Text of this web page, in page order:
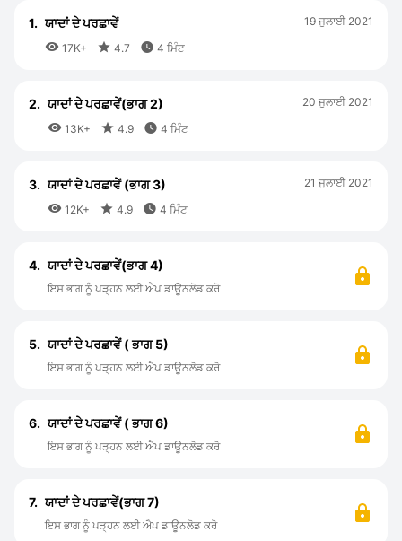
1. ਯਾਦਾਂ ਦੇ ਪਰਛਾਵੇਂ
 17K+  4.7  4 ਮਿੰਟ
19 ਜੁਲਾਈ 2021
2. ਯਾਦਾਂ ਦੇ ਪਰਛਾਵੇਂ(ਭਾਗ 2)
 13K+  4.9  4 ਮਿੰਟ
20 ਜੁਲਾਈ 2021
3. ਯਾਦਾਂ ਦੇ ਪਰਛਾਵੇਂ (ਭਾਗ 3)
 12K+  4.9  4 ਮਿੰਟ
21 ਜੁਲਾਈ 2021
4. ਯਾਦਾਂ ਦੇ ਪਰਛਾਵੇਂ(ਭਾਗ 4)
ਇਸ ਭਾਗ ਨੂੰ ਪੜ੍ਹਨ ਲਈ ਐਪ ਡਾਊਨਲੋਡ ਕਰੋ
5. ਯਾਦਾਂ ਦੇ ਪਰਛਾਵੇਂ ( ਭਾਗ 5)
ਇਸ ਭਾਗ ਨੂੰ ਪੜ੍ਹਨ ਲਈ ਐਪ ਡਾਊਨਲੋਡ ਕਰੋ
6. ਯਾਦਾਂ ਦੇ ਪਰਛਾਵੇਂ ( ਭਾਗ 6)
ਇਸ ਭਾਗ ਨੂੰ ਪੜ੍ਹਨ ਲਈ ਐਪ ਡਾਊਨਲੋਡ ਕਰੋ
7. ਯਾਦਾਂ ਦੇ ਪਰਛਾਵੇਂ(ਭਾਗ 7)
ਇਸ ਭਾਗ ਨੂੰ ਪੜ੍ਹਨ ਲਈ ਐਪ ਡਾਊਨਲੋਡ ਕਰੋ